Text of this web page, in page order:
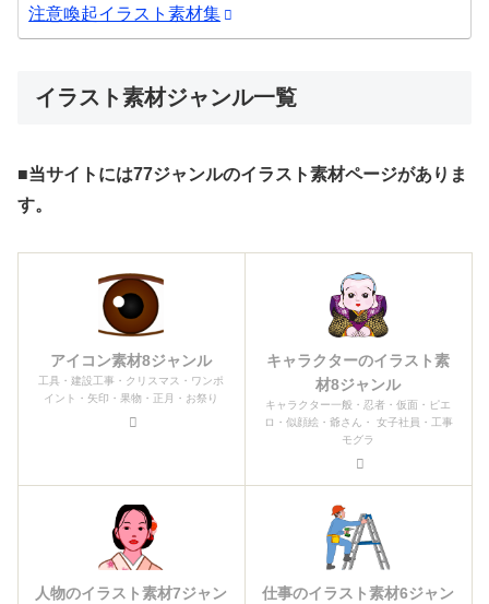
注意喚起イラスト素材集
イラスト素材ジャンル一覧
■当サイトには77ジャンルのイラスト素材ページがありま
す。
アイコン素材8ジャンル
工具・建設工事・クリスマス・ワンポ
イント・矢印・果物・正月・お祭り
キャラクターのイラスト素
材8ジャンル
キャラクター一般・忍者・仮面・ピエ
ロ・似顔絵・爺さん・ 女子社員・工事
モグラ
人物のイラスト素材7ジャン
仕事のイラスト素材6ジャン